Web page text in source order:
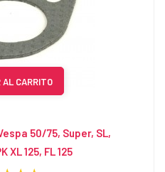
AL CARRITO
50/75, Super, SL,
XL 125, FL 125